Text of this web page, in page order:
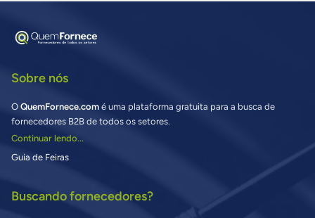
Sobre nós
O QuemFornece.com é uma plataforma gratuita para a busca de
fornecedores B2B de todos os setores.
Continuar lendo...
Guia de Feiras
Buscando fornecedores?